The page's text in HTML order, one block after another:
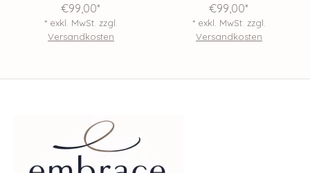
€99,00*
* exkl. MwSt. zzgl.
Versandkosten
€99,00*
* exkl. MwSt. zzgl.
Versandkosten